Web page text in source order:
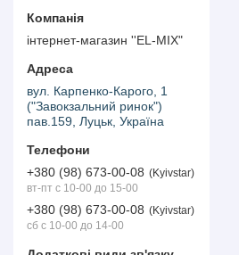
інтернет-магазин ''EL-MIX"
вул. Карпенко-Карого, 1
("Завокзальний ринок")
пав.159, Луцьк, Україна
+380 (98) 673-00-08
Kyivstar
вт-пт с 10-00 до 15-00
+380 (98) 673-00-08
Kyivstar
сб с 10-00 до 14-00